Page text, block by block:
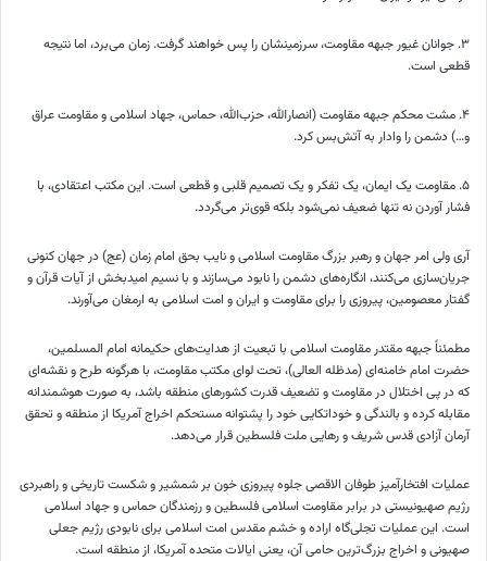
۳. جوانان غیور جبهه مقاومت، سرزمینشان را پس خواهند گرفت. زمان می‌برد، اما نتیجه
قطعی است.
۴. مشت محکم جبهه مقاومت (انصارالله، حزب‌الله، حماس، جهاد اسلامی و مقاومت عراق
و…) دشمن را وادار به آتش‌بس کرد.
۵. مقاومت یک ایمان، یک تفکر و یک تصمیم قلبی و قطعی است. این مکتب اعتقادی، با
فشار آوردن نه تنها ضعیف نمی‌شود بلکه قوی‌تر می‌گردد.
آری ولی امر جهان و رهبر بزرگ مقاومت اسلامی و نایب بحق امام زمان (عج) در جهان کنونی
جریان‌سازی می‌کنند، انگاره‌های دشمن را نابود می‌سازند و با نسیم امیدبخش از آیات قرآن و
گفتار معصومین، پیروزی را برای مقاومت و ایران و امت اسلامی به ارمغان می‌آورند.
مطمئناً جبهه مقتدر مقاومت اسلامی با تبعیت از هدایت‌های حکیمانه امام المسلمین،
حضرت امام خامنه‌ای (مدظله العالی)، تحت لوای مکتب مقاومت، با هرگونه طرح و نقشه‌ای
که در پی اختلال در مقاومت و تضعیف قدرت کشورهای منطقه باشد، به صورت هوشمندانه
مقابله کرده و بالندگی و خوداتکایی خود را پشتوانه مستحکم اخراج آمریکا از منطقه و تحقق
آرمان آزادی قدس شریف و رهایی ملت فلسطین قرار می‌دهد.
عملیات افتخارآمیز طوفان الاقصی جلوه پیروزی خون بر شمشیر و شکست تاریخی و راهبردی
رژیم صهیونیستی در برابر مقاومت اسلامی فلسطین و رزمندگان حماس و جهاد اسلامی
است. این عملیات تجلی‌گاه اراده و خشم مقدس امت اسلامی برای نابودی رژیم جعلی
صهیونی و اخراج بزرگ‌ترین حامی آن، یعنی ایالات متحده آمریکا، از منطقه است.